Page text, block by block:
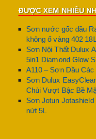
ĐƯỢC XEM NHIỀU
Sơn nước gốc dầu
không ố vàng 402
Sơn Nội Thất Dulux
5in1 Diamond Glow
A110 – Sơn Dầu Các
Sơn Dulux
Chùi Vượt Bậc Bề
Sơn Jotun Jotashield
nứt 5L